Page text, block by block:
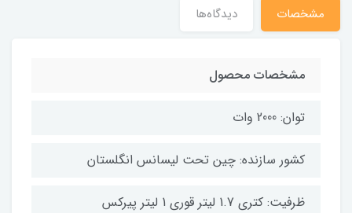
مشخصات دیدگاه‌ها
مشخصات محصول
توان: 2000 وات
کشور سازنده: چین تحت لیسانس انگلستان
ظرفیت: کتری 1.7 لیتر قوری 1 لیتر پیرکس